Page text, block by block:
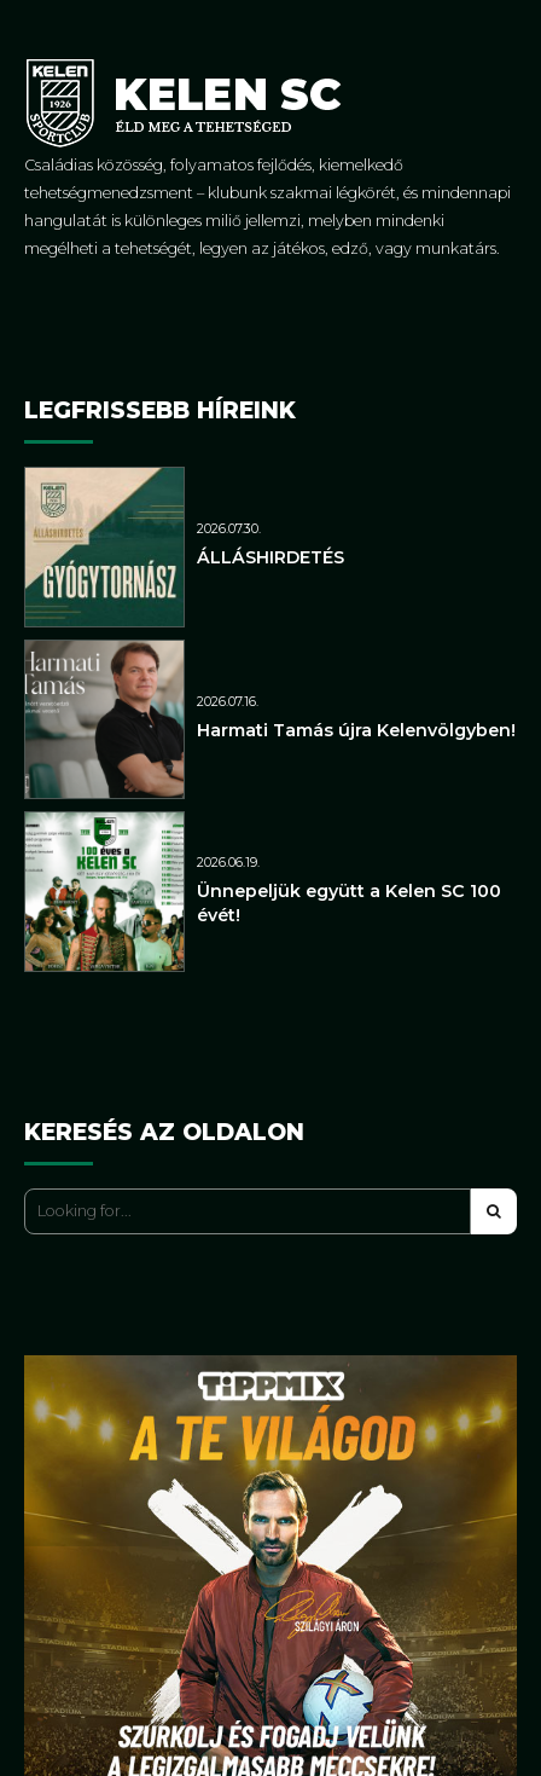
Családias közösség, folyamatos fejlődés, kiemelkedő
tehetségmenedzsment – klubunk szakmai légkörét, és mindennapi
hangulatát is különleges miliő jellemzi, melyben mindenki
megélheti a tehetségét, legyen az játékos, edző, vagy munkatárs.
LEGFRISSEBB HÍREINK
2026.07.30.
ÁLLÁSHIRDETÉS
2026.07.16.
Harmati Tamás újra Kelenvölgyben!
2026.06.19.
Ünnepeljük együtt a Kelen SC 100
évét!
KERESÉS AZ OLDALON